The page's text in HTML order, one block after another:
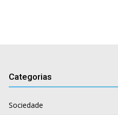
Categorias
Sociedade